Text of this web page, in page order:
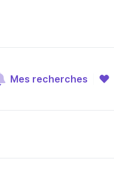
Mes recherches